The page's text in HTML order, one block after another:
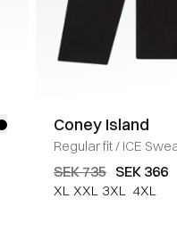
Coney Island
Regular fit/ ICE
SEK 735 SEK 366
XL XXL 3XL 4XL